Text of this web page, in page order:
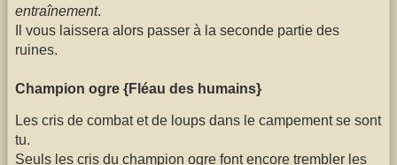
entraînement.
Il vous laissera alors passer à la seconde partie des
ruines.
Champion ogre {Fléau des humains}
Les cris de combat et de loups dans le campement se sont
tu.
Seuls les cris du champion ogre font encore trembler les